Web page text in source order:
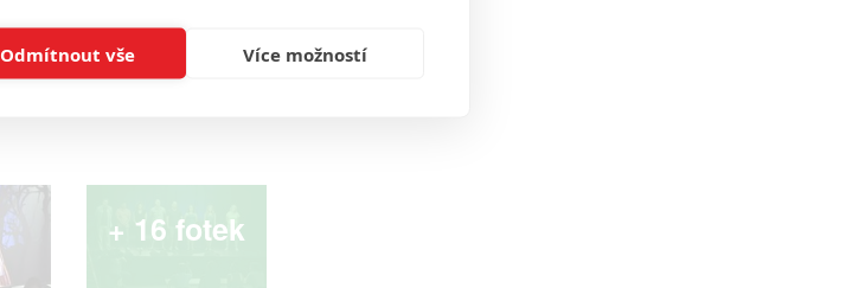
+ 16 fotek
Odmítnout vše Více možností